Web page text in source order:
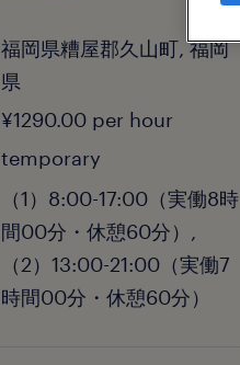
福岡県糟屋郡久山町, 福岡
県
¥1290.00 per hour
temporary
（1）8:00-17:00（実働8時
間00分・休憩60分）,
（2）13:00-21:00（実働7
時間00分・休憩60分）